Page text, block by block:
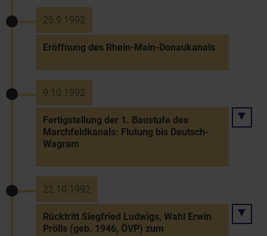
25.9.1992
Eröffnung des Rhein-Main-Donaukanals
9.10.1992
Fertigstellung der 1. Baustufe des
Marchfeldkanals: Flutung bis Deutsch-
Wagram
22.10.1992
Rücktritt Siegfried Ludwigs, Wahl Erwin
Prölls (geb. 1946, ÖVP) zum